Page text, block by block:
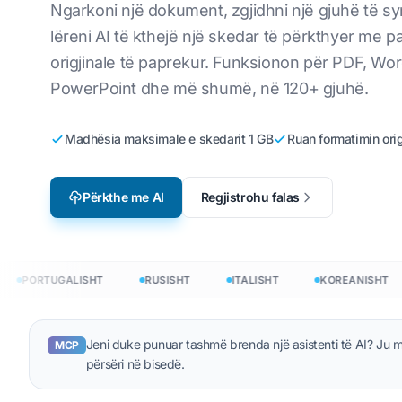
Lokalizimi i lojërave video
e-Mësimi
Përkthe skedarët
Përkthe JSON
Përkthyes HTML
Numri i fjalëve në
Numri i
Anglisht në koreanisht
Anglisht në arabisht
Anglisht në turqisht
Anglisht në indonezisht
Anglisht në urdu
dokumente në 120+ gjuhë
Ngarkoni një dokument, zgjidhni një gjuhë të
lëreni AI të kthejë një skedar të përkthyer me
origjinale të paprekur. Funksionon për PDF,
PowerPoint dhe më shumë, në 120+ gjuhë.
Madhësia maksimale e skedarit 1 GB Ruan formatimin
Përkthe me AI Regjistrohu falas
PORTUGALISHT RUSISHT ITALISHT KOREANISHT
MCP Jeni duke punuar tashmë brenda një asistenti të AI? Ju
përsëri në bisedë.